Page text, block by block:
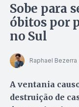
Sobe para
óbitos por
no Sul
Raphael Bezerra
A ventania
destruição de